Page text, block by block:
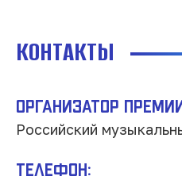
КОНТАКТЫ
Организатор
Российский
Телефон: